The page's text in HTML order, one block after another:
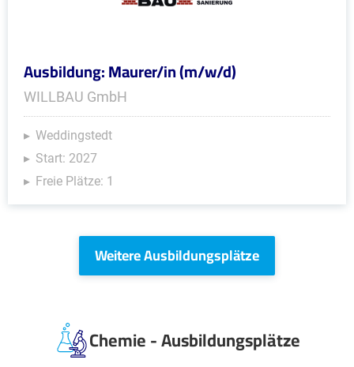
Ausbildung: Maurer/in (m/w/d)
WILLBAU GmbH
Weddingstedt
Start: 2027
Freie Plätze: 1
Weitere Ausbildungsplätze
Chemie - Ausbildungsplätze